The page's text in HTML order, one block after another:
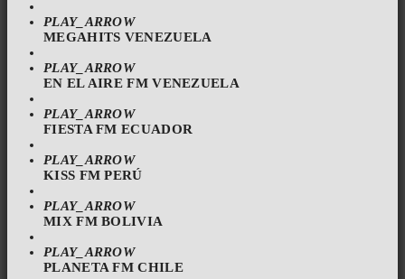
PLAY_ARROW
MEGAHITS VENEZUELA
PLAY_ARROW
EN EL AIRE FM VENEZUELA
PLAY_ARROW
FIESTA FM ECUADOR
PLAY_ARROW
KISS FM PERÚ
PLAY_ARROW
MIX FM BOLIVIA
PLAY_ARROW
PLANETA FM CHILE